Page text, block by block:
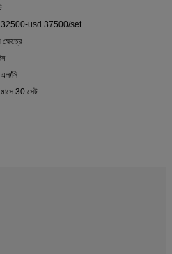
usd 37500/set
ক্ষেত্রে
এল/সি
30 সেট